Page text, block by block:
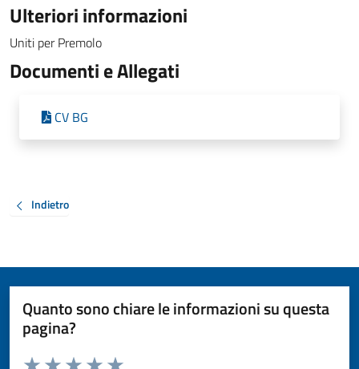
Ulteriori informazioni
Uniti per Premolo
Documenti e Allegati
CV BG
Indietro
Quanto sono chiare le informazioni su questa
pagina?
Valuta da 1 a 5 stelle la pagina